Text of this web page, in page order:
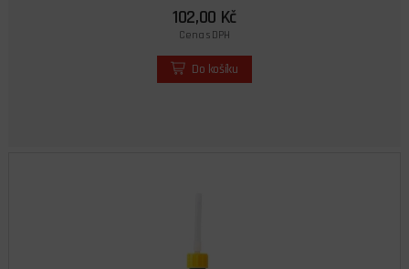
102,00 Kč
Cena s DPH
Do košíku